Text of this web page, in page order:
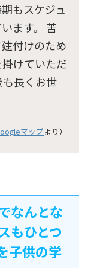
もスケジュ
ます。 苦
付けのため
けていただ
も長くお世
マップより）
なんとな
もひとつ
子供の学